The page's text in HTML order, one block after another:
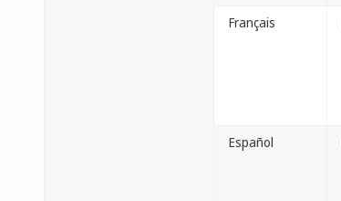
Français
Español